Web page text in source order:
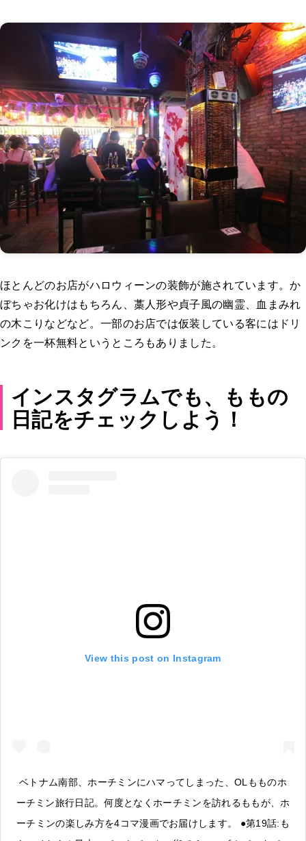
ほとんどのお店がハロウィーンの装飾が施されています。か
ぼちゃお化けはもちろん、藁人形や貞子風の幽霊、血まみれ
の木こりなどなど。一部のお店では仮装している客にはドリ
ンクを一杯無料というところもありました。
インスタグラムでも、ももの
日記をチェックしよう！
View this post on Instagram
ベトナム南部、ホーチミンにハマってしまった、OLもものホ
ーチミン旅行日記。何度となくホーチミンを訪れるももが、ホ
ーチミンの楽しみ方を4コマ漫画でお届けします。 ●第19話:も